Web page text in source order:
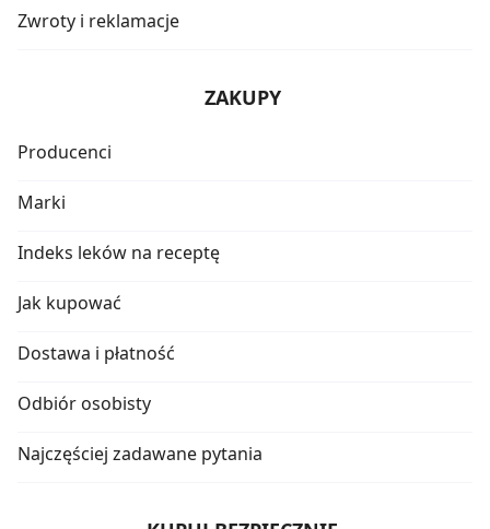
Zwroty i reklamacje
ZAKUPY
Producenci
Marki
Indeks leków na receptę
Jak kupować
Dostawa i płatność
Odbiór osobisty
Najczęściej zadawane pytania